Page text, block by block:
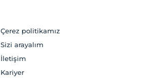
Çerez politikamız
Sizi arayalım
İletişim
Kariyer